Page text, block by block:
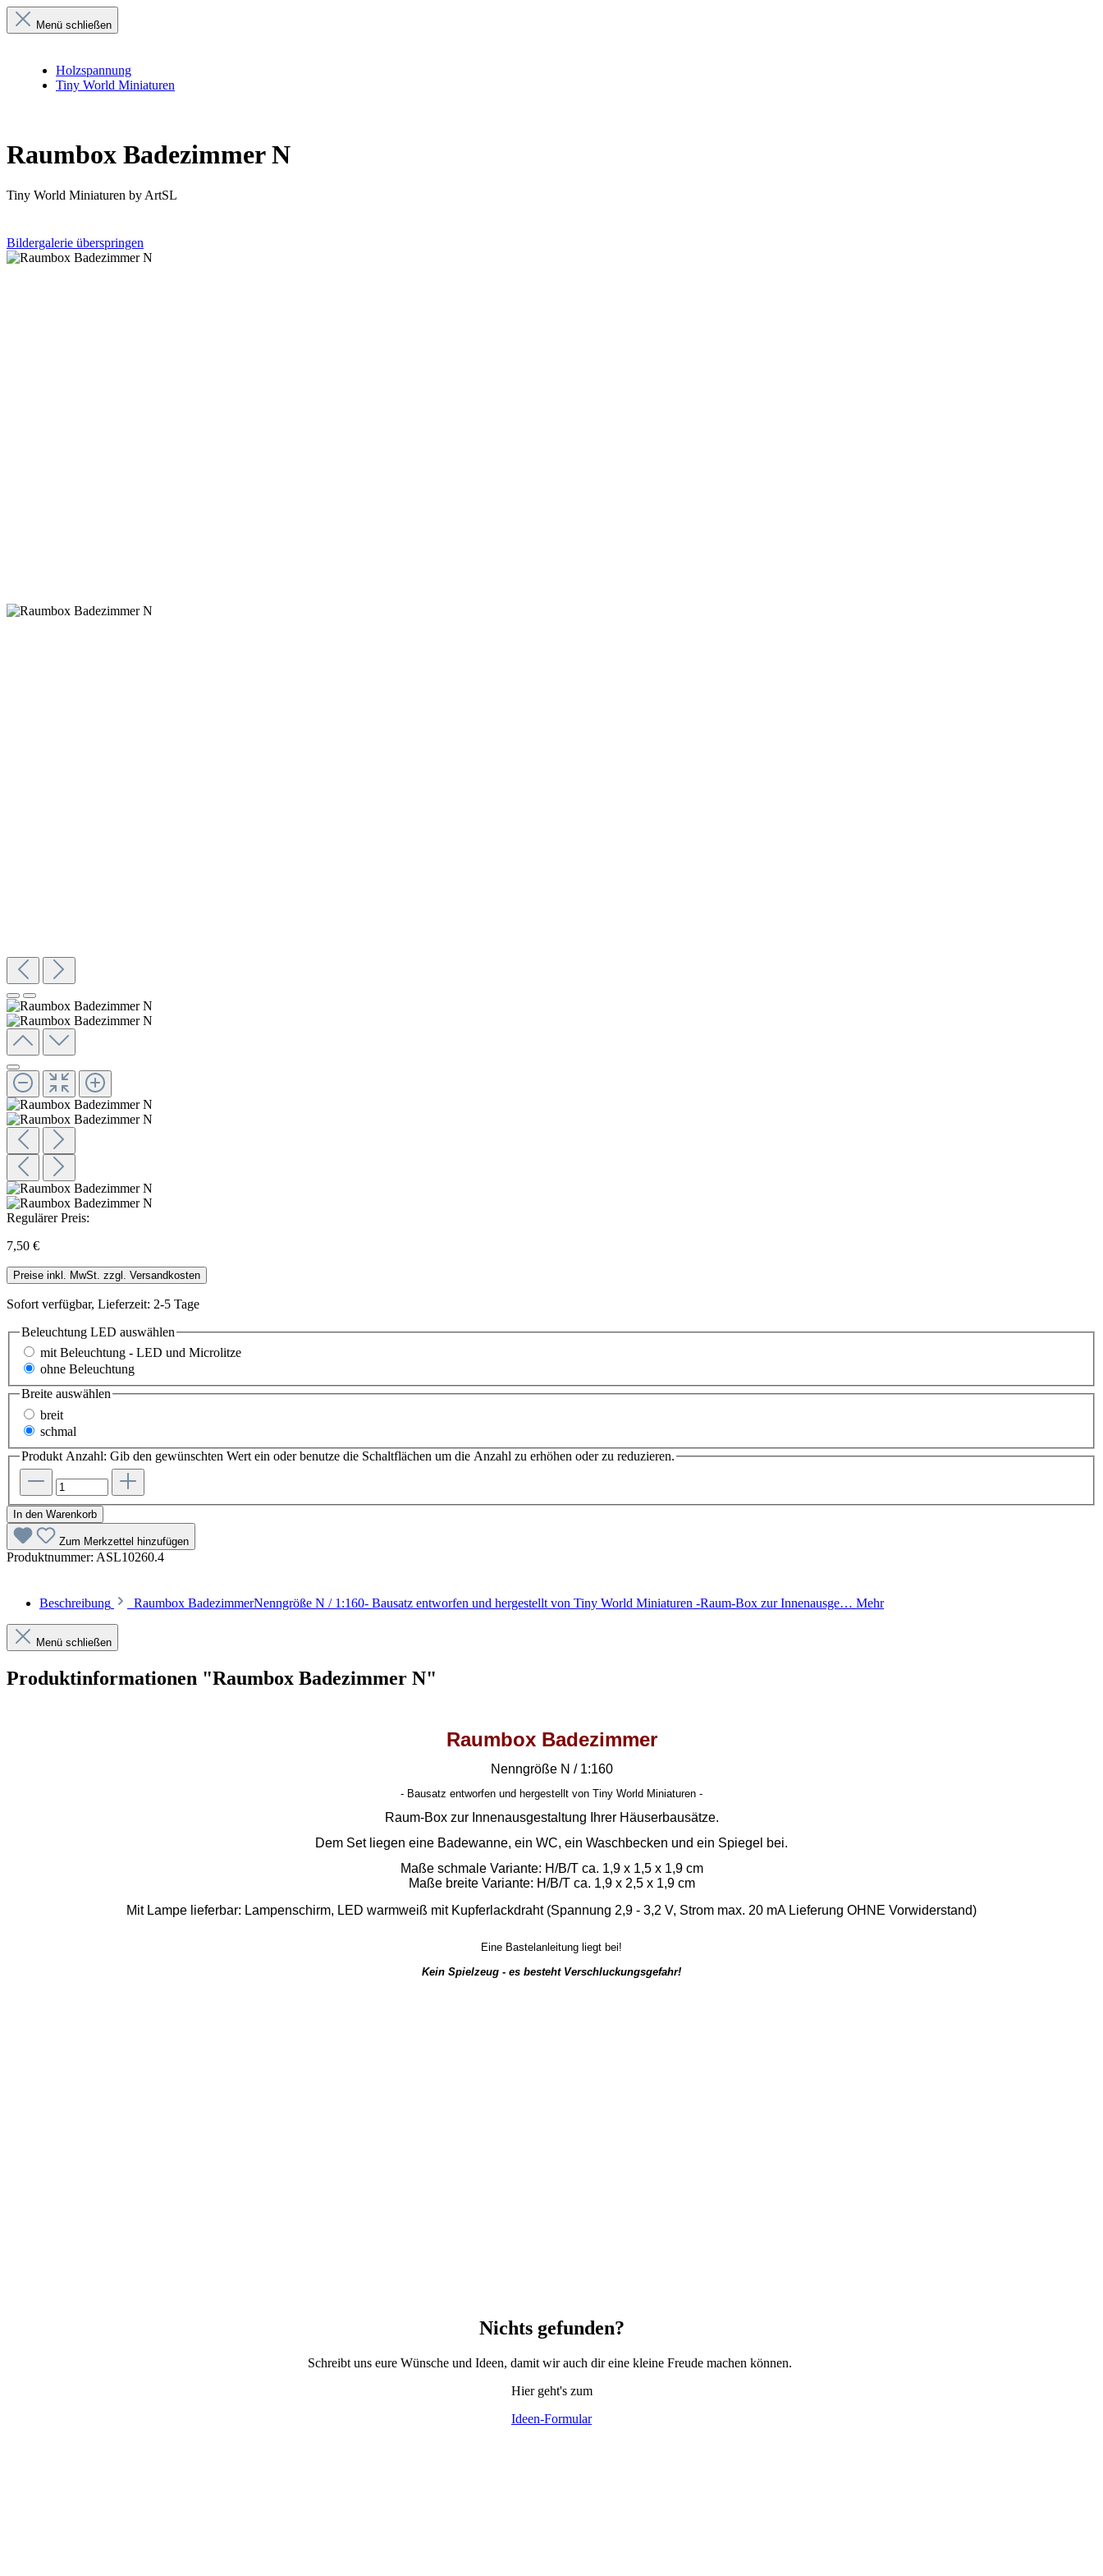
Menü schließen
Holzspannung
Tiny World Miniaturen
Raumbox Badezimmer N
Tiny World Miniaturen by ArtSL
Bildergalerie überspringen
Regulärer Preis:
7,50 €
Preise inkl. MwSt. zzgl. Versandkosten
Sofort verfügbar, Lieferzeit: 2-5 Tage
Beleuchtung LED auswählen
mit Beleuchtung - LED und Microlitze
ohne Beleuchtung
Breite auswählen
breit
schmal
Produkt Anzahl: Gib den gewünschten Wert ein oder benutze die Schaltflächen um die Anzahl zu erhöhen oder zu reduzieren.
In den Warenkorb
Zum Merkzettel hinzufügen
Produktnummer: ASL10260.4
Beschreibung Raumbox BadezimmerNenngröße N / 1:160- Bausatz entworfen und hergestellt von Tiny World Miniaturen -Raum-Box zur Innenausge… Mehr
Menü schließen
Produktinformationen "Raumbox Badezimmer N"
Raumbox Badezimmer
Nenngröße N / 1:160
- Bausatz entworfen und hergestellt von Tiny World Miniaturen -
Raum-Box zur Innenausgestaltung Ihrer Häuserbausätze.
Dem Set liegen eine Badewanne, ein WC, ein Waschbecken und ein Spiegel bei.
Maße schmale Variante: H/B/T ca. 1,9 x 1,5 x 1,9 cm
Maße breite Variante: H/B/T ca. 1,9 x 2,5 x 1,9 cm
Mit Lampe lieferbar: Lampenschirm, LED warmweiß mit Kupferlackdraht (Spannung 2,9 - 3,2 V, Strom max. 20 mA Lieferung OHNE Vorwiderstand)
Eine Bastelanleitung liegt bei!
Kein Spielzeug - es besteht Verschluckungsgefahr!
Nichts gefunden?
Schreibt uns eure Wünsche und Ideen, damit wir auch dir eine kleine Freude machen können.
Hier geht's zum
Ideen-Formular